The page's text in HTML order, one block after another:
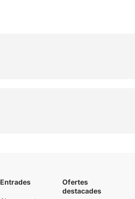
Entrades
Ofertes
destacades